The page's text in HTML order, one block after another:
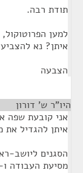
תודת רבה.
למען
איתן? נא
הצבעה
היו"ר ש' דורון
אני קובעת שפה
איתן להגדיל את
מסיעת העבודה ו-2 מסיעת